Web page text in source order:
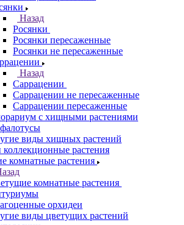
Назад
Росянки
Росянки пересаженные
Росянки не пересаженные
Назад
Саррацении
Саррацении не пересаженные
Саррацении пересаженные
с хищными растениями
виды хищных растений
коллекционные растения
комнатные растения
комнатные растения
орхидеи
виды цветущих растений